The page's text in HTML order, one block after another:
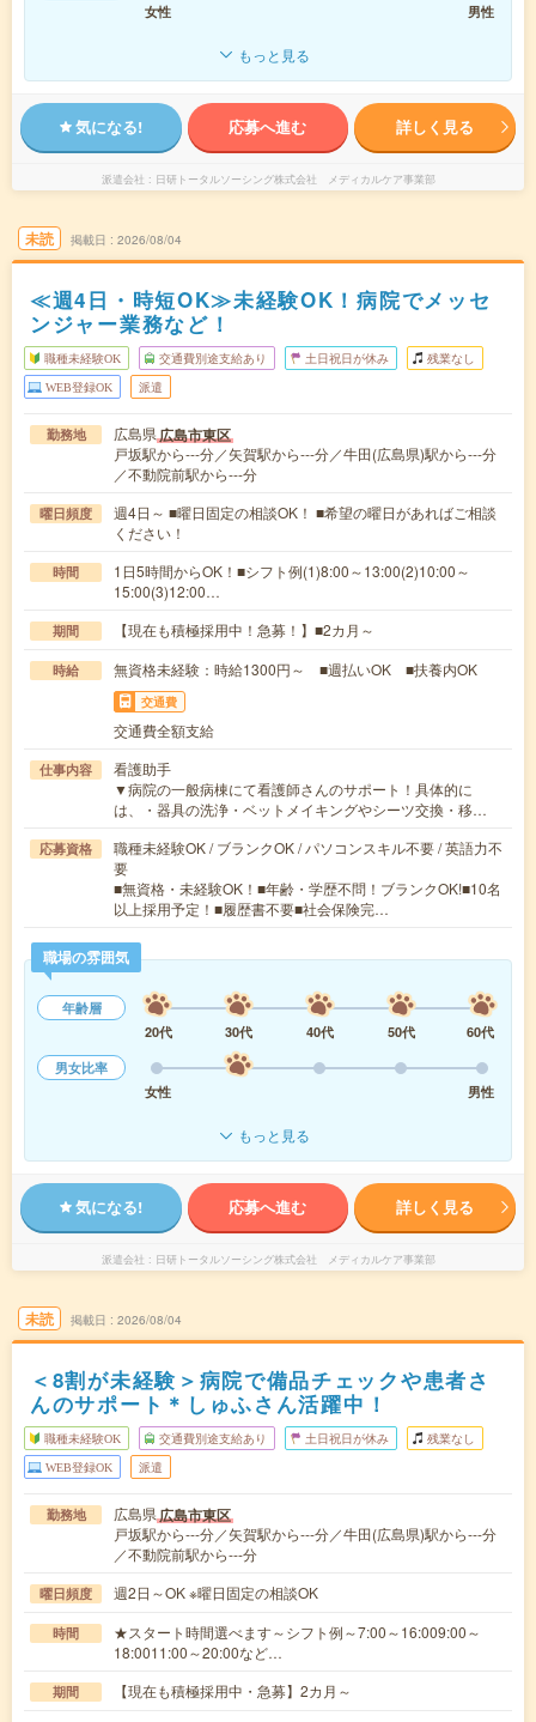
女性
男性
もっと見る
気になる! 応募へ進む 詳しく見る
派遣会社 日研トータルソーシング株式会社 メディカルケア事業部
未読 掲載日 2026/08/04
≪週4日・時短OK≫未経験OK！病院でメッセ
ンジャー業務など！
職種未経験OK 交通費別途支給あり 土日祝日が休み 残業なし
WEB登録OK 派遣
勤務地 広島県広島市東区
戸坂駅から---分／矢賀駅から---分／牛田(広島県)駅から---分
／不動院前駅から---分
曜日頻度
週4日～ ■曜日固定の相談OK！ ■希望の曜日があればご相談
ください！
時間
1日5時間からOK！■シフト例(1)8:00～13:00(2)10:00～
15:00(3)12:00…
期間 【現在も積極採用中！急募！】■2カ月～
時給 無資格未経験：時給1300円～ ■週払いOK ■扶養内OK
交通費
交通費全額支給
仕事内容
看護助手
▼病院の一般病棟にて看護師さんのサポート！具体的に
は、・器具の洗浄・ベットメイキングやシーツ交換・移…
応募資格
職種未経験OK / ブランクOK / パソコンスキル不要 / 英語力不
要
■無資格・未経験OK！■年齢・学歴不問！ブランクOK!■10名
以上採用予定！■履歴書不要■社会保険完…
職場の雰囲気
年齢層
20代
30代 40代 50代
60代
男女比率
女性
男性
もっと見る
気になる! 応募へ進む 詳しく見る
派遣会社 日研トータルソーシング株式会社 メディカルケア事業部
未読 掲載日 2026/08/04
＜8割が未経験＞病院で備品チェックや患者さ
んのサポート＊しゅふさん活躍中！
職種未経験OK 交通費別途支給あり 土日祝日が休み 残業なし
WEB登録OK 派遣
勤務地 広島県広島市東区
戸坂駅から---分／矢賀駅から---分／牛田(広島県)駅から---分
／不動院前駅から---分
曜日頻度 週2日～OK ※曜日固定の相談OK
時間
★スタート時間選べます～シフト例～7:00～16:009:00～
18:0011:00～20:00など…
期間
【現在も積極採用中・急募】2カ月～